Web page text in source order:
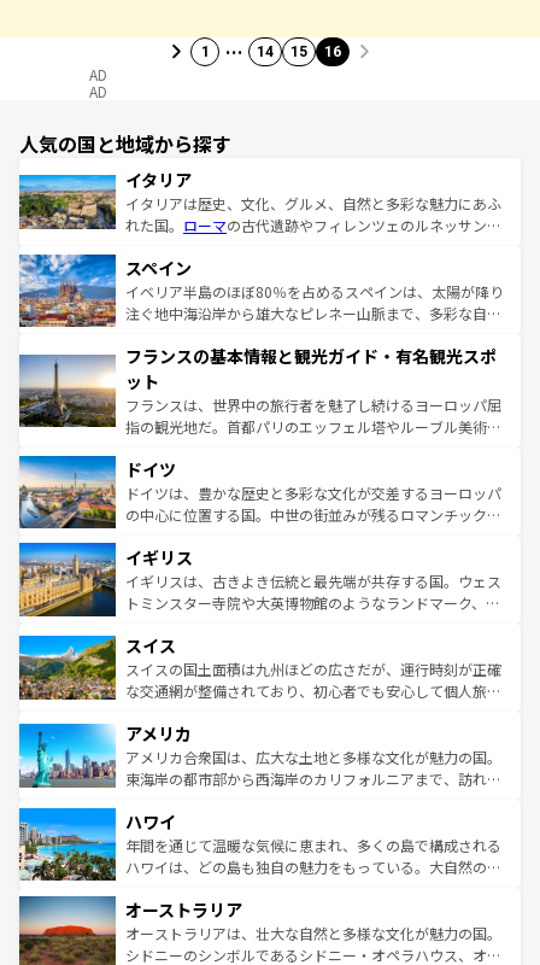
1 … 14 15 16
AD
AD
人気の国と地域から探す
イタリア
イタリアは歴史、文化、グルメ、自然と多彩な魅力にあふ
れた国。 ローマの古代遺跡やフィレンツェのルネッサンス
ろん、トスカーナの美しい田園風景やアマルフィ海岸の絶
景など、自然景観も見逃せない。観光の合間には、本場の
ピザやパスタなど、絶品のイタリア料理を堪能することも
ませてくれるイタリアで、忘れられない旅をしてみよう！
なお、新着のイタリア情報は
しい。
スペイン
イベリア半島のほぼ80％を占めるスペインは、太陽が降り
注ぐ地中海沿岸から雄大なピレネー山脈まで、多彩な自然
文化が根付くこの国では、情熱的なフラメンコ、熱気あふ
れる闘牛、そして美味しいタパスが生活の一部となってい
る。首都マドリードの洗練された雰囲気や、バルセロナの
アートに溢れた街角から、地方では古代ローマ遺跡や中世
せる。地方によって風土や気候が異なるスペインはその個
性で訪れる人を魅了する。 なお、新着のスペイン情報は コ
ンテンツ一覧を参照してほしい。
フランスの基本情報と観光ガイド・有名観光スポ
ット
フランスは、世界中の旅行者を魅了し続けるヨーロッパ屈
指の観光地だ。首都パリのエッフェル塔やルーブル美術館
で、幅広い魅力が詰まっている。華麗な宮殿、歴史的な大
聖堂、美しいビーチ、そして豊かな自然が、訪れる者を心
から魅了する。また、フランスは美食の国としても知ら
いる。シャンパンの発祥地であるランス、プロヴァンスの
香り高いラベンダー畑など、多彩な楽しみ方が可能だ。さ
らに、パリ以外の地域にも魅力が溢れており、どの街角に
れる地方に足を運ぶとそれぞれで全く異なる文化を体験で
きるだろう。 なお、新着のフランス情報はコンテンツ一覧
を参照してほしい。
ドイツ
ドイツは、豊かな歴史と多彩な文化が交差するヨーロッパ
の中心に位置する国。中世の街並みが残るロマンチック街
顔を持つこの国は、どこを歩いても飽きることがない。ベ
ルリンの文化的活気、バイエルン州のアルプスの絶景、そ
してライン川沿いのワイン畑といった風景は必見。ビール
は、お酒好きな人にはぜひ体験してほしい。 なお、新着の
ドイツ情報はコンテンツ一覧を参照してほしい。
イギリス
イギリスは、古きよき伝統と最先端が共存する国。ウェス
トミンスター寺院や大英博物館のようなランドマーク、歴
リアごとに異なる魅力がある。また、優雅なアフタヌーン
ティー、ビール好きにはたまらない英国パブ、サッカー観
戦など、本場だからこそできる体験も豊富。イギリスを旅
ンツ一覧を参照してほしい。
スイス
スイスの国土面積は九州ほどの広さだが、運行時刻が正確
な交通網が整備されており、初心者でも安心して個人旅行
の建物がそのまま残る町や、スイスならではのユニークな
博物館もあり、アルプス観光だけでなく町歩きも満喫する
ことができる。国民の所得が高いため物価も高いが、旅行
ば市内交通費無料で観光を楽しむこともできる。 なお、新
着のスイス情報はコンテンツ一覧 を参照してほしい。
アメリカ
アメリカ合衆国は、広大な土地と多様な文化が魅力の国。
東海岸の都市部から西海岸のカリフォルニアまで、訪れる
のような巨大都市は、観光、ショッピング、エンターテイ
ンメントが詰まった刺激的なスポットだ。一方、アメリカ
西部には大自然が広がり、グランドキャニオンやイエロー
部のニューオーリンズでは、音楽と美食が融合した独特の
文化が魅力。旅行者はアメリカの各地域で異なる魅力を楽
しみながら、その多様性と豊かな歴史を感じることができ
ハワイ
年間を通じて温暖な気候に恵まれ、多くの島で構成される
ハワイは、どの島も独自の魅力をもっている。大自然の神
ワイ島は見逃せない。また、定番の観光地といえばオアフ
島だが、静かな自然を求めるならマウイ島やカウアイ島が
おすすめ。エメラルドグリーンに輝く海をはじめ、豊かな
オーストラリア
オーストラリアは、壮大な自然と多様な文化が魅力の国。
シドニーのシンボルであるシドニー・オペラハウス、オー